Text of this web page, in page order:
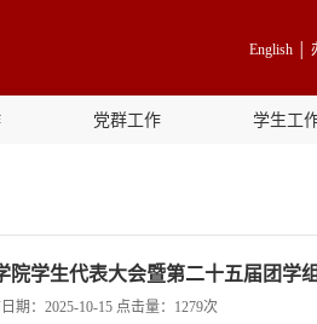
English
党群工作 学生工
院学生代表大会暨第二十五届团学
期：2025-10-15 点击量： 1279次